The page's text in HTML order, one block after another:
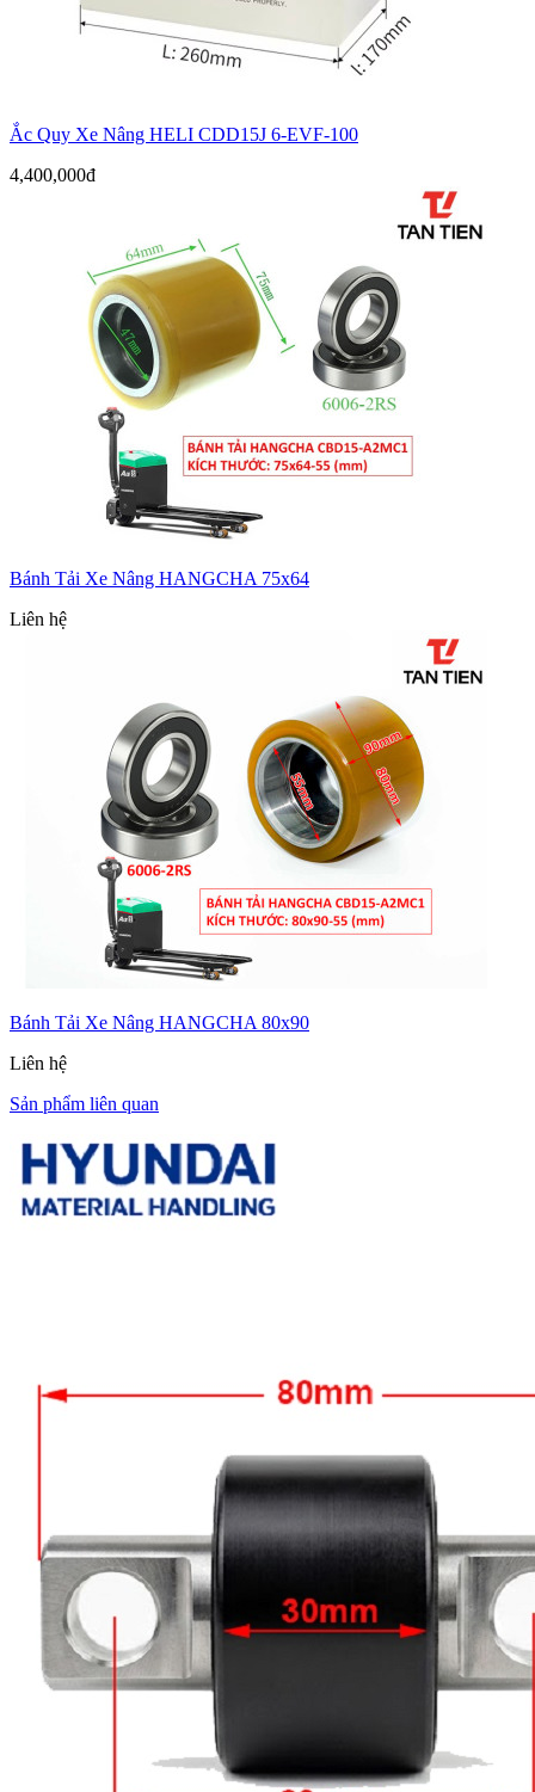
Ắc Quy Xe Nâng HELI CDD15J 6-EVF-100
4,400,000đ
Bánh Tải Xe Nâng HANGCHA 75x64
Liên hệ
Bánh Tải Xe Nâng HANGCHA 80x90
Liên hệ
Sản phẩm liên quan